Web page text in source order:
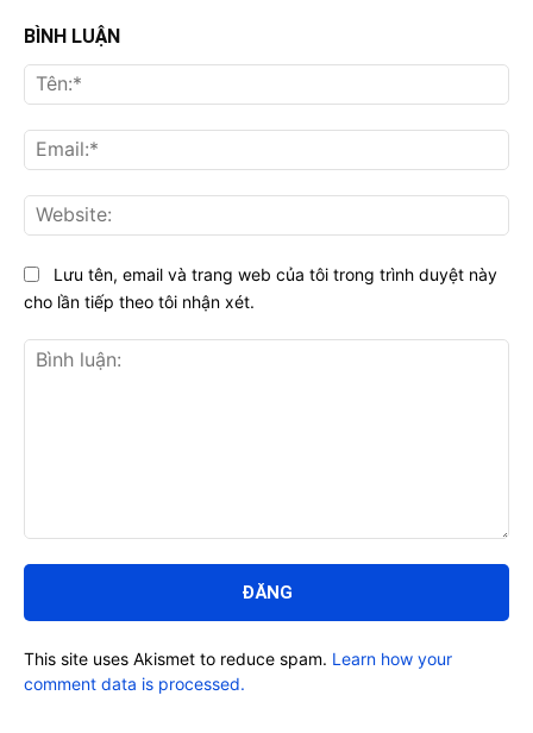
BÌNH LUẬN
luận:
Lưu tên, email và trang web của tôi trong trình duyệt này
cho lần tiếp theo tôi nhận xét.
This site uses Akismet to reduce spam. Learn how your
comment data is processed.